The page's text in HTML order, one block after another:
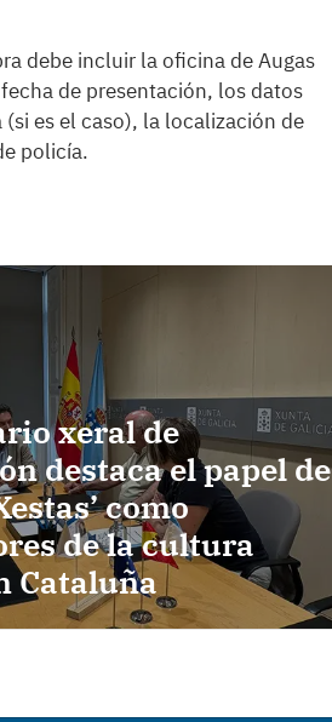
debe incluir la oficina de Augas
de presentación, los datos
es el caso), la localización de
policía.
xeral de
destaca el papel de
como
de la cultura
Cataluña